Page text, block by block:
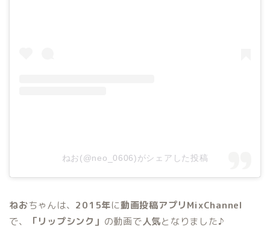
ねお(@neo_0606)がシェアした投稿
ねおちゃんは、 2015年に動画投稿アプリMixChannel
で、
「リップシンク」 の動画で人気となりました♪